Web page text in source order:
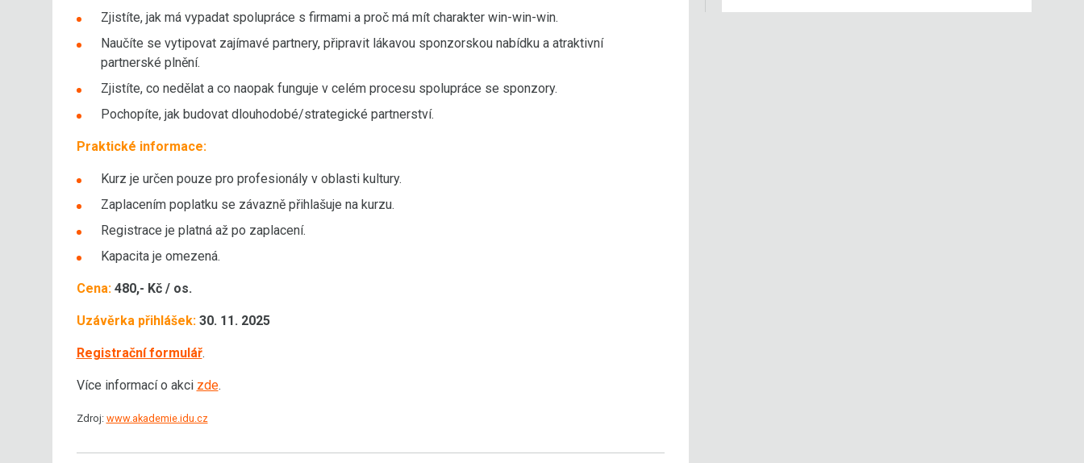
Zjistíte, jak má vypadat spolupráce s firmami a proč má mít charakter win-win-win.
Naučíte se vytipovat zajímavé partnery, připravit lákavou sponzorskou nabídku a atraktivní
partnerské plnění.
Zjistíte, co nedělat a co naopak funguje v celém procesu spolupráce se sponzory.
Pochopíte, jak budovat dlouhodobé/strategické partnerství.
Praktické informace:
Kurz je určen pouze pro profesionály v oblasti kultury.
Zaplacením poplatku se závazně přihlašuje na kurzu.
Registrace je platná až po zaplacení. ‍
Kapacita je omezená.
Cena:480,- Kč / os.
Uzávěrka přihlášek:30. 11. 2025
Registrační formulář.
Více informací o akci zde.
Zdroj: www.akademie.idu.cz